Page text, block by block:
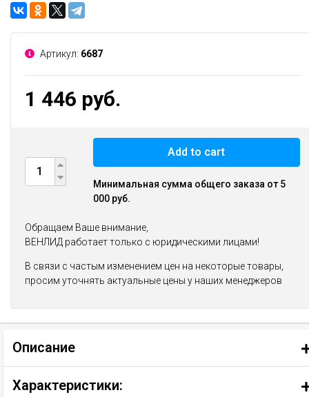
Артикул: 6687
1 446 руб.
Add to cart
Минимальная сумма общего заказа от 5
000 руб.
Обращаем Ваше внимание,
ВЕНЛИД работает только с юридическими лицами!
В связи с частым изменением цен на некоторые товары,
просим уточнять актуальные цены у наших менеджеров
Описание
Характеристики: